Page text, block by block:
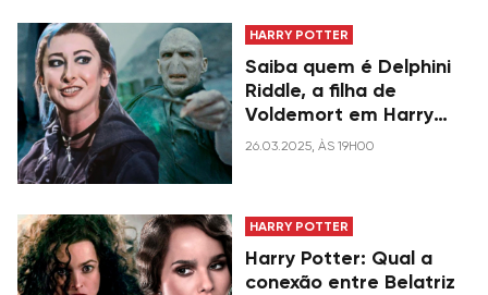
HARRY POTTER
Saiba quem é Delphini
Riddle, a filha de
Voldemort em Harry
Potter
26.03.2025, ÀS 19H00
HARRY POTTER
Harry Potter: Qual a
conexão entre Belatriz